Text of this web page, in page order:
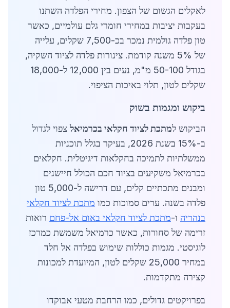
לאקלים הגשום של הצפון. מחירי הפלדה השתנו
בעקבות יציבות במחירי חומרי גלם עולמיים, כאשר
טון פלדה גולמית נמכר בכ-7,500 שקלים, עלייה
של 5% משנה קודמת. צינורות פלדה לציוד השקיה,
בגודל 50-100 מ"מ, נעים בין 12,000 ל-18,000
שקלים לטון, תלוי באיכות הציפוי.
ביקוש ומגמות בשוק
הביקוש למתכת לציוד חקלאי בכרמיאלצפוי לגדול
ב-15% בשנת 2026, בעיקר בגלל תוכניות
ממשלתיות לתמיכה בחקלאות דיגיטלית. חקלאים
בכרמיאל משקיעים בציוד חכם הכולל חיישנים
ומבנים מתכתיים קלים, עם דרישה ל-5,000 טון
פלדה בשנה. ערים סמוכות כמו מתכת לציוד חקלאי
בנהריה ו-מתכת לציוד חקלאי באום אל-פחם רואות
זרימה של סחורות, כאשר כרמיאל משמשת כמרכז
לוגיסטי. מגמות כוללות שימוש בפלדה אל חלד
במחיר 25,000 שקלים לטון, המיועדת למכונות
קצירה מתקדמות.
בפרויקטים גדולים, כמו הרחבת מטעי אבוקדו